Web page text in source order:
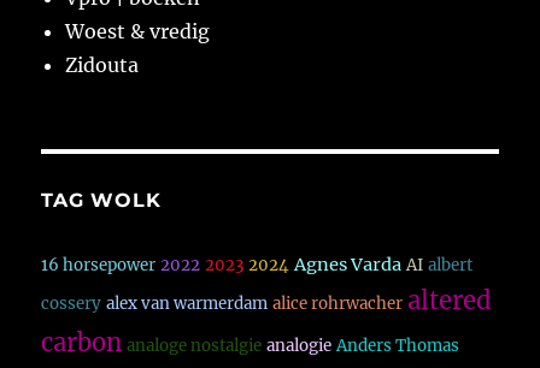
Woest & vredig
Zidouta
TAG WOLK
16 horsepower 2022 2023 2024 Agnes Varda AI albert
cossery alex van warmerdam alice rohrwacher altered
carbon analoge nostalgie analogie Anders Thomas